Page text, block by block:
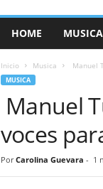
HOME MUSICA
Inicio Musica Manuel
MUSICA
Manuel
voces
Por Carolina Guevara - 1